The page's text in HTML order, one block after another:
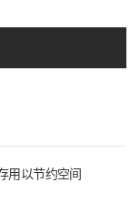
用以节约空间